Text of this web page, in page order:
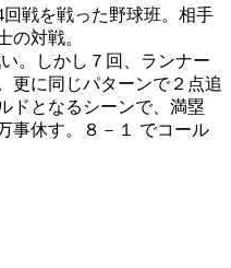
戦を戦った野球班。相手
の対戦。
。しかし７回、ランナー
更に同じパターンで２点追
ドとなるシーンで、満塁
事休す。８－１ でコール